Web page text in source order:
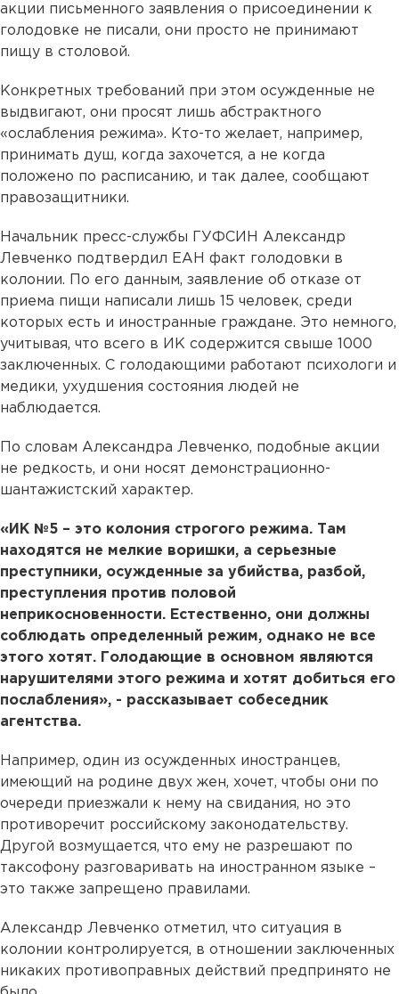
акции письменного заявления о присоединении к
голодовке не писали, они просто не принимают
пищу в столовой.
Конкретных требований при этом осужденные не
выдвигают, они просят лишь абстрактного
«ослабления режима». Кто-то желает, например,
принимать душ, когда захочется, а не когда
положено по расписанию, и так далее, сообщают
правозащитники.
Начальник пресс-службы ГУФСИН Александр
Левченко подтвердил ЕАН факт голодовки в
колонии. По его данным, заявление об отказе от
приема пищи написали лишь 15 человек, среди
которых есть и иностранные граждане. Это немного,
учитывая, что всего в ИК содержится свыше 1000
заключенных. С голодающими работают психологи и
медики, ухудшения состояния людей не
наблюдается.
По словам Александра Левченко, подобные акции
не редкость, и они носят демонстрационно-
шантажистский характер.
«ИК №5 – это колония строгого режима. Там
находятся не мелкие воришки, а серьезные
преступники, осужденные за убийства, разбой,
преступления против половой
неприкосновенности. Естественно, они должны
соблюдать определенный режим, однако не все
этого хотят. Голодающие в основном являются
нарушителями этого режима и хотят добиться его
послабления», - рассказывает собеседник
агентства.
Например, один из осужденных иностранцев,
имеющий на родине двух жен, хочет, чтобы они по
очереди приезжали к нему на свидания, но это
противоречит российскому законодательству.
Другой возмущается, что ему не разрешают по
таксофону разговаривать на иностранном языке –
это также запрещено правилами.
Александр Левченко отметил, что ситуация в
колонии контролируется, в отношении заключенных
никаких противоправных действий предпринято не